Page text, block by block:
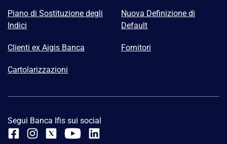
Piano di Sostituzione degli
Indici
Nuova Definizione di
Default
Clienti ex Aigis Banca Fornitori
Cartolarizzazioni
Segui Banca Ifis sui social